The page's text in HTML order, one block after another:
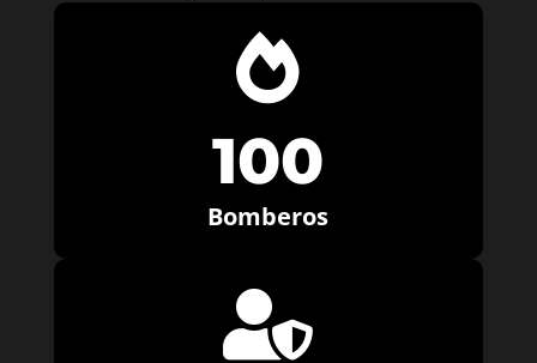

100
Bomberos
